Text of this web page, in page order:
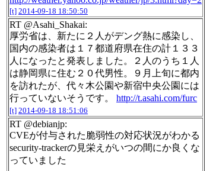
[t] 2014-09-18 18:50:50
RT @Asahi_Shakai:
厚労省は、新たに２人がデング熱に感染し、
国内の感染者は１７都道府県在住の計１３３
人になったと発表しました。２人のうち１人
は静岡県に住む２０代男性。９月上旬に都内
を訪れたが、代々木公園や新宿中央公園には
行っていないそうです。 http://t.asahi.com/furc
[t] 2014-09-18 18:51:06
RT @debianjp:
CVEが付与された脆弱性の対応状況がわかる
security-trackerの見栄えがいつの間にか良くな
っていました